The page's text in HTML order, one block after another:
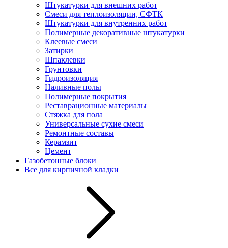
Штукатурки для внешних работ
Смеси для теплоизоляции, СФТК
Штукатурки для внутренних работ
Полимерные декоративные штукатурки
Клеевые смеси
Затирки
Шпаклевки
Грунтовки
Гидроизоляция
Наливные полы
Полимерные покрытия
Реставрационные материалы
Стяжка для пола
Универсальные сухие смеси
Ремонтные составы
Керамзит
Цемент
Газобетонные блоки
Все для кирпичной кладки